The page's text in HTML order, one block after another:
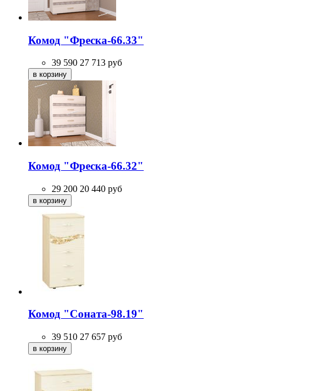
Комод "Фреска-66.33"
39 590 27 713 руб
Комод "Фреска-66.32"
29 200 20 440 руб
Комод "Соната-98.19"
39 510 27 657 руб